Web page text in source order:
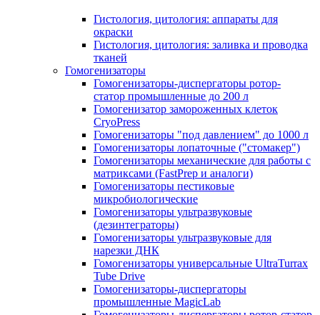
Гистология, цитология: аппараты для
окраски
Гистология, цитология: заливка и проводка
тканей
Гомогенизаторы
Гомогенизаторы-диспергаторы ротор-
статор промышленные до 200 л
Гомогенизатор замороженных клеток
CryoPress
Гомогенизаторы "под давлением" до 1000 л
Гомогенизаторы лопаточные ("стомакер")
Гомогенизаторы механические для работы с
матриксами (FastPrep и аналоги)
Гомогенизаторы пестиковые
микробиологические
Гомогенизаторы ультразвуковые
(дезинтеграторы)
Гомогенизаторы ультразвуковые для
нарезки ДНК
Гомогенизаторы универсальные UltraTurrax
Tube Drive
Гомогенизаторы-диспергаторы
промышленные MagicLab